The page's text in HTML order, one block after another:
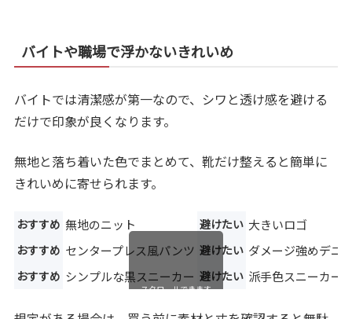
バイトや職場で浮かないきれいめ
バイトでは清潔感が第一なので、シワと透け感を避ける
だけで印象が良くなります。
無地と落ち着いた色でまとめて、靴だけ整えると簡単に
きれいめに寄せられます。
おすすめ 無地のニット 避けたい 大きいロゴ
おすすめ センタープレス風パンツ 避けたい ダメージ強めデニ
おすすめ シンプルな黒スニーカー 避けたい 派手色スニーカー
スクロールできます